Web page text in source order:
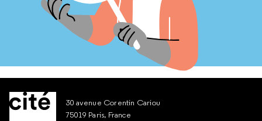
30 avenue Corentin Cariou
75019 Paris, France